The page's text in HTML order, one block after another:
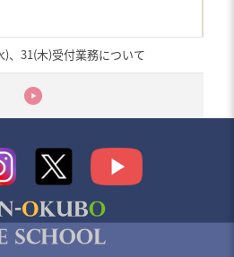
)、31(木)受付業務について